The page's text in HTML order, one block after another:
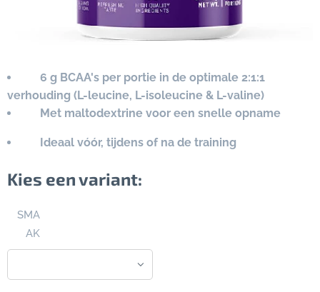
6 g BCAA's per portie in de optimale 2:1:1
verhouding (L-leucine, L-isoleucine & L-valine)
Met maltodextrine voor een snelle opname
Ideaal vóór, tijdens of na de training
Kies een variant:
SMA
AK